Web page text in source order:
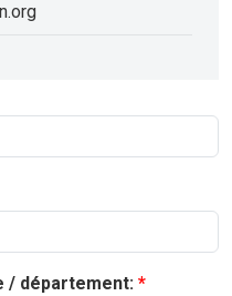
/ département: